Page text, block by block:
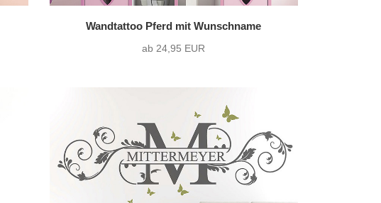
Wandtattoo Pferd mit Wunschname
ab 24,95 EUR